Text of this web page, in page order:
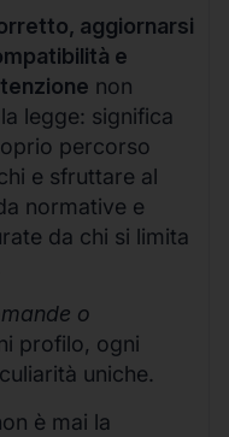
aggiornarsi
e
non
legge: significa
percorso
e sfruttare al
normative e
da chi si limita
o
profilo, ogni
uniche.
è mai la